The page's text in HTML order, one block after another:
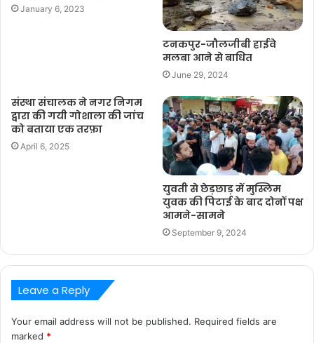
January 6, 2023
टनकपुर-जौलजीबी हाईवे
मलबा आने से बाधित
June 29, 2024
संस्था संचालक ने नगर निगम
द्वारा की गयी गोशाला की जांच
को बताया एक तरफ़ा
April 6, 2025
युवती से छेड़छाड़ में मुस्लिम
युवक की पिटाई के बाद दोनों पक्ष
आमने-सामने
September 9, 2024
Leave a Reply
Your email address will not be published. Required fields are
marked *